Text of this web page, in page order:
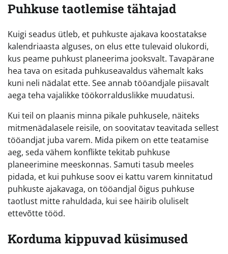
Puhkuse taotlemise tähtajad
Kuigi seadus ütleb, et puhkuste ajakava koostatakse
kalendriaasta alguses, on elus ette tulevaid olukordi,
kus peame puhkust planeerima jooksvalt. Tavapärane
hea tava on esitada puhkuseavaldus vähemalt kaks
kuni neli nädalat ette. See annab tööandjale piisavalt
aega teha vajalikke töökorralduslikke muudatusi.
Kui teil on plaanis minna pikale puhkusele, näiteks
mitmenädalasele reisile, on soovitatav teavitada sellest
tööandjat juba varem. Mida pikem on ette teatamise
aeg, seda vähem konflikte tekitab puhkuse
planeerimine meeskonnas. Samuti tasub meeles
pidada, et kui puhkuse soov ei kattu varem kinnitatud
puhkuste ajakavaga, on tööandjal õigus puhkuse
taotlust mitte rahuldada, kui see häirib oluliselt
ettevõtte tööd.
Korduma kippuvad küsimused